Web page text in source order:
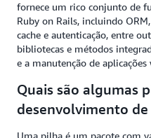
fornece um rico conjunto de
Ruby on Rails, incluindo
cache e autenticação, entre
bibliotecas e métodos
e a manutenção de aplicações
Quais são algumas
desenvolvimento